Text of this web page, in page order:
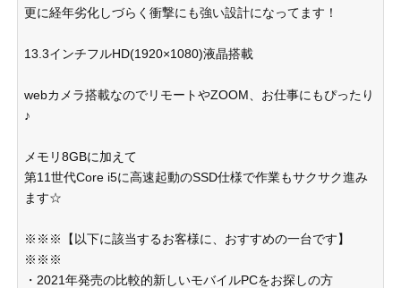
更に経年劣化しづらく衝撃にも強い設計になってます！
13.3インチフルHD(1920×1080)液晶搭載
webカメラ搭載なのでリモートやZOOM、お仕事にもぴったり
♪
メモリ8GBに加えて
第11世代Core i5に高速起動のSSD仕様で作業もサクサク進み
ます☆
※※※【以下に該当するお客様に、おすすめの一台です】
※※※
・2021年発売の比較的新しいモバイルPCをお探しの方